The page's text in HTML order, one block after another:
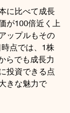
に比べて成長
が100倍近く上
ップルもその
点では、1株
らでも成長力
投資できる点
きな魅力で